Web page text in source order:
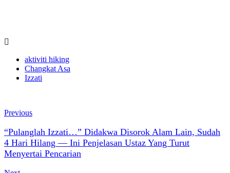
aktiviti hiking
Changkat Asa
Izzati
Previous
“Pulanglah Izzati…” Didakwa Disorok Alam Lain, Sudah
4 Hari Hilang — Ini Penjelasan Ustaz Yang Turut
Menyertai Pencarian